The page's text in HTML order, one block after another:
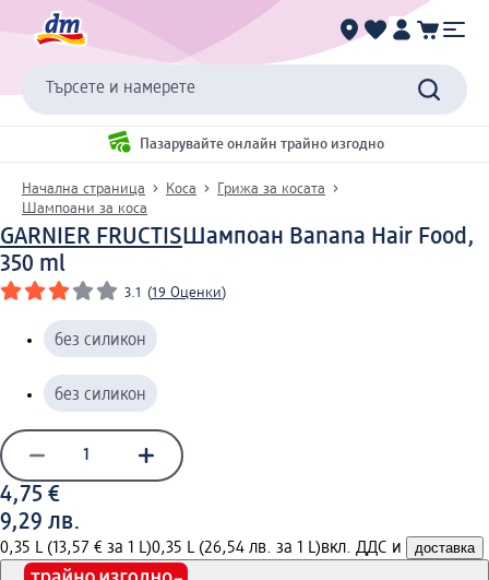
Търсете и намерете
Пазарувайте онлайн трайно изгодно
Начална страница Коса
Грижа за косата
Шампоани за коса
GARNIER FRUCTISШампоан Banana Hair Food,
350 ml
3.1 (19 Оценки)
без силикон
без силикон
4,75 €
9,29 лв.
0,35 L (13,57 € за 1 L)0,35 L (26,54 лв. за 1 L)вкл. ДДС и доставка